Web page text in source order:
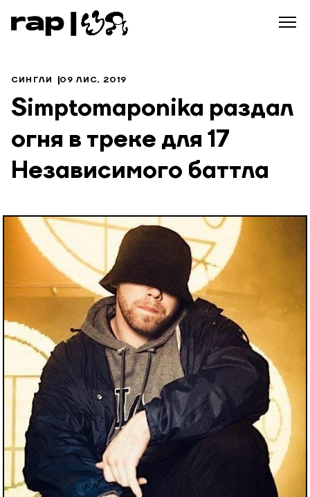
СИНГЛИ 09 ЛИС, 2019
Simptomaponika раздал
огня в треке для 17
Независимого баттла